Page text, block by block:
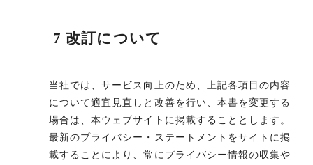
7 改訂について
当社では、サービス向上のため、上記各項目の内容
について適宜見直しと改善を行い、本書を変更する
場合は、本ウェブサイトに掲載することとします。
最新のプライバシー・ステートメントをサイトに掲
載することにより、常にプライバシー情報の収集や